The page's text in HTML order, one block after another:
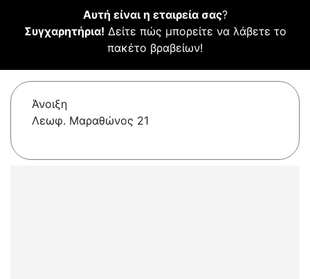
Αυτή είναι η εταιρεία σας?
Συγχαρητήρια! Δείτε πώς μπορείτε να λάβετε το
πακέτο βραβείων!
Άνοιξη
Λεωφ. Μαραθώνος 21